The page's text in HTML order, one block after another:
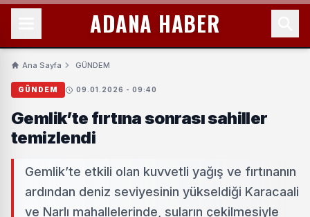
ADANA HABER
Ana Sayfa GÜNDEM
GÜNDEM 09.01.2026 - 09:40
Gemlik’te fırtına sonrası sahiller
temizlendi
Gemlik’te etkili olan kuvvetli yağış ve fırtınanın
ardından deniz seviyesinin yükseldiği Karacaali
ve Narlı mahallelerinde, suların çekilmesiyle